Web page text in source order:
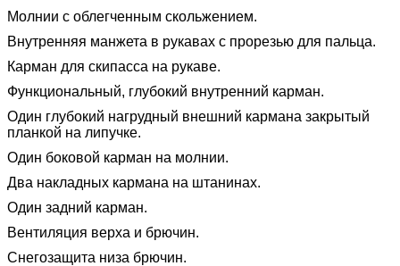
Молнии с облегченным скольжением.
Внутренняя манжета в рукавах с прорезью для пальца.
Карман для скипасса на рукаве.
Функциональный, глубокий внутренний карман.
Один глубокий нагрудный внешний кармана закрытый
планкой на липучке.
Один боковой карман на молнии.
Два накладных кармана на штанинах.
Один задний карман.
Вентиляция верха и брючин.
Снегозащита низа брючин.